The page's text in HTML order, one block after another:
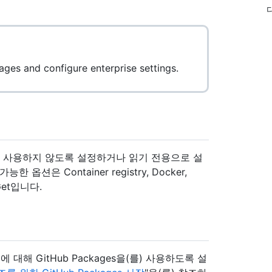
and configure enterprise settings.
용하지 않도록 설정하거나 읽기 전용으로 설
능한 옵션은 Container registry, Docker,
입니다.
대해 GitHub Packages을(를) 사용하도록 설